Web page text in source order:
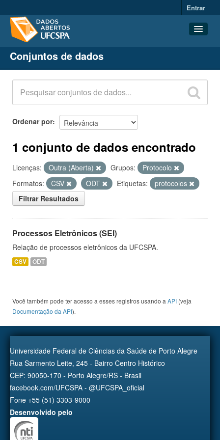
Entrar
Conjuntos de dados
Organizações
Grupos
Sobre
Conjuntos de dados
Ordenar por
1 conjunto de dados encontrado
Licenças: Outra (Aberta) Grupos:
Protocolo
Formatos:
CSV ODT Etiquetas:
protocolos
Filtrar Resultados
Processos Eletrônicos (SEI)
Relação de processos eletrônicos da UFCSPA.
CSV ODT
Você também pode ter acesso a esses registros usando a API (veja
Documentação da API).
Universidade Federal de Ciências da Saúde de Porto Alegre
Rua Sarmento Leite, 245 - Bairro Centro Histórico
CEP: 90050-170 - Porto Alegre/RS - Brasil
facebook.com/UFCSPA - @UFCSPA_oficial
Fone +55 (51) 3303-9000
Desenvolvido pelo